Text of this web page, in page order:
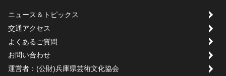
ニュース＆トピックス
交通アクセス
よくあるご質問
お問い合わせ
運営者：(公財)兵庫県芸術文化協会